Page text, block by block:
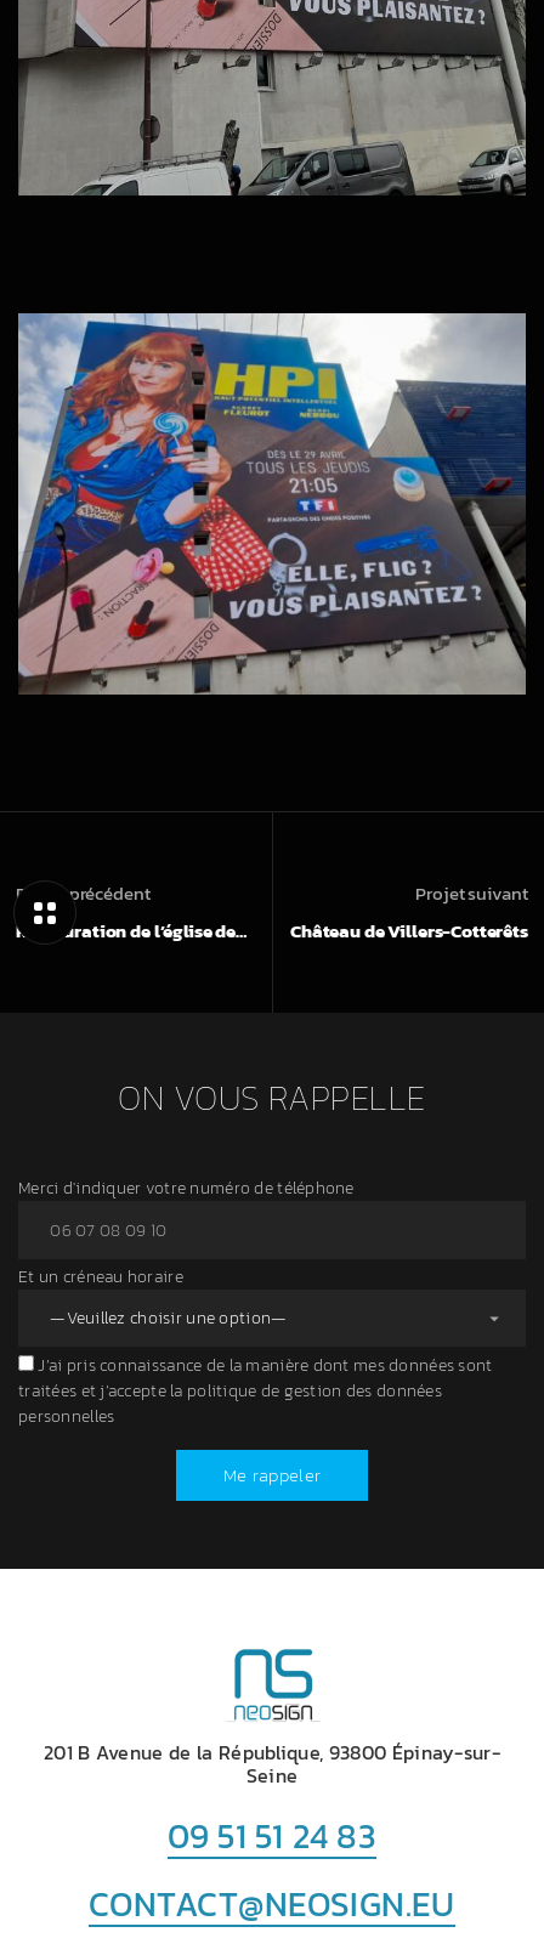
Projet précédent
Restauration de l’église de…
Projet suivant
Château de Villers-Cotterêts
ON VOUS RAPPELLE
Merci d'indiquer votre numéro de téléphone
Et un créneau horaire
J’ai pris connaissance de la manière dont mes données sont
traitées et j’accepte la politique de gestion des données
personnelles
Me rappeler
201 B Avenue de la République, 93800 Épinay-sur-
Seine
09 51 51 24 83
CONTACT@NEOSIGN.EU